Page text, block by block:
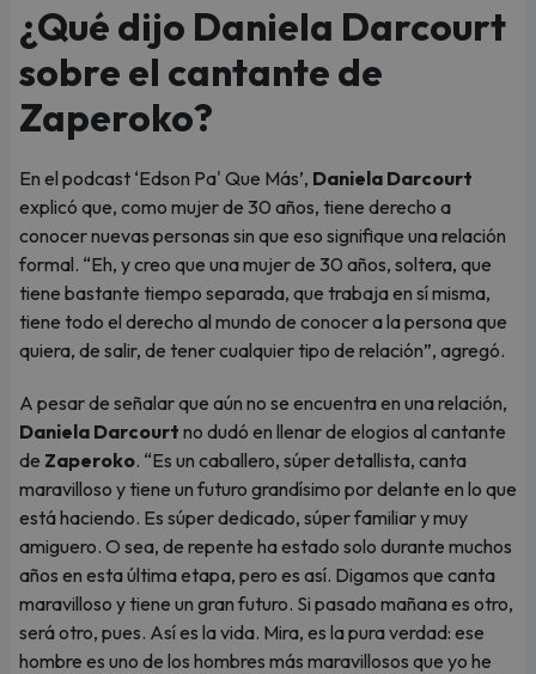
¿Qué dijo Daniela Darcourt
sobre el cantante de
Zaperoko?
En el podcast ‘Edson Pa' Que Más’, Daniela Darcourt
explicó que, como mujer de 30 años, tiene derecho a
conocer nuevas personas sin que eso signifique una relación
formal. “Eh, y creo que una mujer de 30 años, soltera, que
tiene bastante tiempo separada, que trabaja en sí misma,
tiene todo el derecho al mundo de conocer a la persona que
quiera, de salir, de tener cualquier tipo de relación”, agregó.
A pesar de señalar que aún no se encuentra en una relación,
Daniela Darcourt no dudó en llenar de elogios al cantante
de Zaperoko. “Es un caballero, súper detallista, canta
maravilloso y tiene un futuro grandísimo por delante en lo que
está haciendo. Es súper dedicado, súper familiar y muy
amiguero. O sea, de repente ha estado solo durante muchos
años en esta última etapa, pero es así. Digamos que canta
maravilloso y tiene un gran futuro. Si pasado mañana es otro,
será otro, pues. Así es la vida. Mira, es la pura verdad: ese
hombre es uno de los hombres más maravillosos que yo he